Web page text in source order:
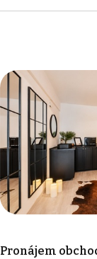
Pronájem